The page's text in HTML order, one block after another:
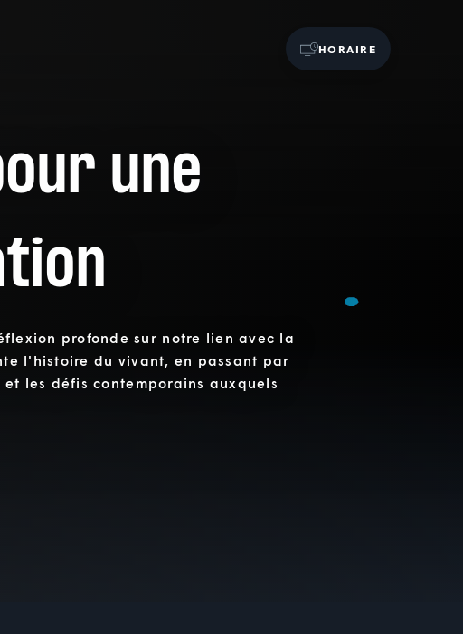
HORAIRE
une
profonde sur notre lien avec la
l'histoire du vivant, en passant par
les défis contemporains auxquels